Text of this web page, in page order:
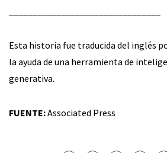
Esta historia fue traducida del inglés
la ayuda de una herramienta de
generativa.
FUENTE:Associated Press